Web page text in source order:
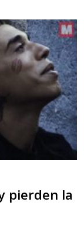
pierden la